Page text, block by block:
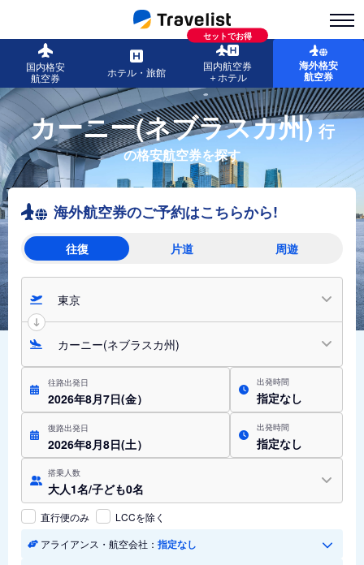
国内格安
航空券
ホテル・旅館
セットでお得
国内航空券
＋ホテル
海外格安
航空券
カーニー(ネブラスカ州) 行
の格安航空券を探す
海外航空券のご予約はこちらから!
往復 片道 周遊
東京
カーニー(ネブラスカ州)
往路出発日
2026年8月7日(金）
出発時間
指定なし
復路出発日
2026年8月8日(土）
出発時間
指定なし
搭乗人数
大人1名/子ども0名
直行便のみ
LCCを除く
アライアンス・航空会社： 指定なし